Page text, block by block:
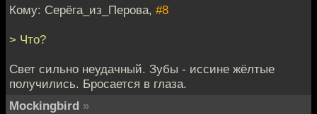
Кому: Серёга_из_Перова, #8
> Что?
Свет сильно неудачный. Зубы - иссине жёлтые
получились. Бросается в глаза.
Mockingbird »